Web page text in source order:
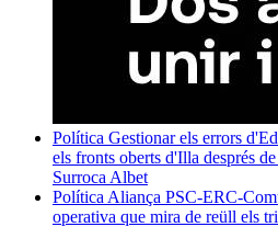
Política Gestionar els errors
els fronts oberts d'Illa després
Surroca Albet
Política Aliança PSC-ERC-
operativa que mira de reüll els